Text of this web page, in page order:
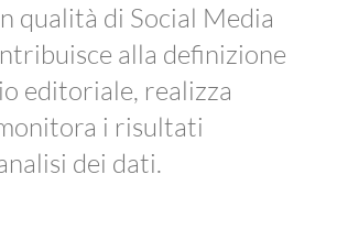
qualità di Social Media
alla definizione
editoriale, realizza
i risultati
dei dati.